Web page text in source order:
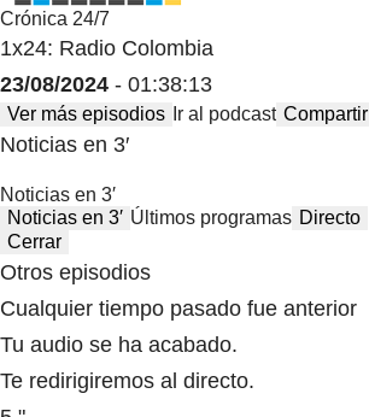
Crónica 24/7
1x24: Radio Colombia
23/08/2024 - 01:38:13
Ver más episodios Ir al podcast Compartir
Noticias en 3′
Noticias en 3′
Noticias en 3′ Últimos programas Directo
Cerrar
Otros episodios
Cualquier tiempo pasado fue anterior
Tu audio se ha acabado.
Te redirigiremos al directo.